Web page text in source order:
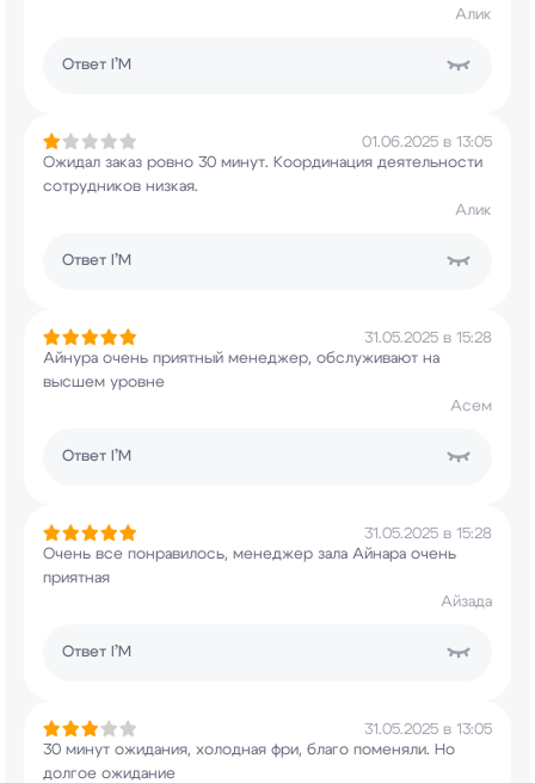
Алик
Ответ I’M
01.06.2025 в 13:05
Ожидал заказ ровно 30 минут. Координация деятельности
сотрудников низкая.
Алик
Ответ I’M
31.05.2025 в 15:28
Айнура очень приятный менеджер, обслуживают на
высшем уровне
Асем
Ответ I’M
31.05.2025 в 15:28
Очень все понравилось, менеджер зала Айнара очень
приятная
Айзада
Ответ I’M
31.05.2025 в 13:05
30 минут ожидания, холодная фри, благо поменяли. Но
долгое ожидание